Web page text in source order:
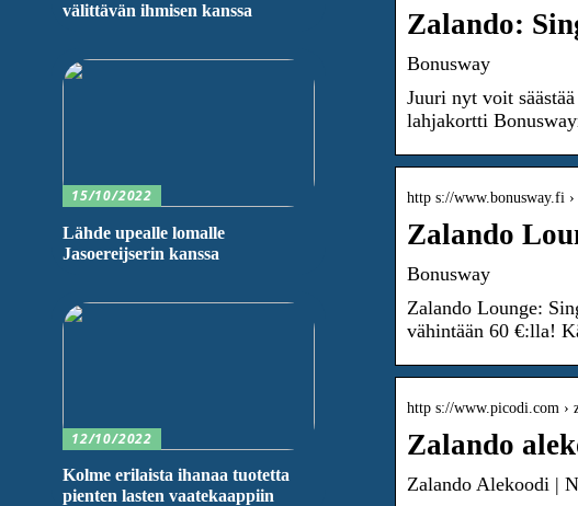
Zalando:
Bonusway
Juuri nyt voit
lahjakortti
http s://www.bonusway.fi
Zalando
Bonusway
Zalando Lounge:
vähintään 60 €:lla!
http s://www.picodi.com ›
Zalando
Zalando Alekoodi |
välittävän ihmisen kanssa
15/10/2022
Lähde upealle lomalle
Jasoereijserin kanssa
12/10/2022
Kolme erilaista ihanaa tuotetta
pienten lasten vaatekaappiin